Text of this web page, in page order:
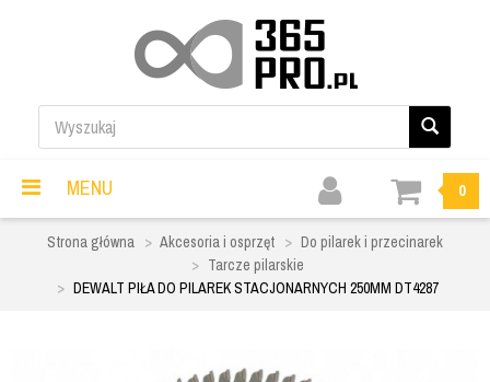
MENU 0
Strona główna Akcesoria i osprzęt
Do pilarek i przecinarek
Tarcze pilarskie
DEWALT PIŁA DO PILAREK STACJONARNYCH 250MM DT4287